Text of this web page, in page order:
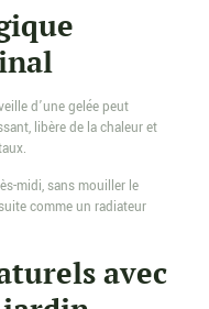
d’une gelée peut
libère de la chaleur et
midi, sans mouiller le
comme un radiateur
avec